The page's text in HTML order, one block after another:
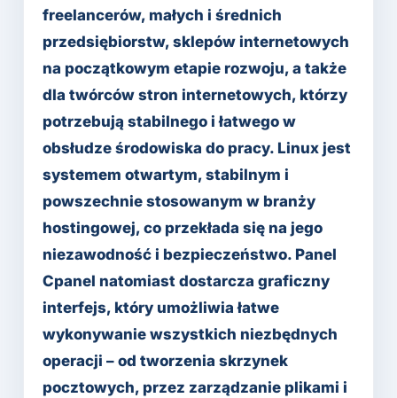
freelancerów, małych i średnich
przedsiębiorstw, sklepów internetowych
na początkowym etapie rozwoju, a także
dla twórców stron internetowych, którzy
potrzebują stabilnego i łatwego w
obsłudze środowiska do pracy. Linux jest
systemem otwartym, stabilnym i
powszechnie stosowanym w branży
hostingowej, co przekłada się na jego
niezawodność i bezpieczeństwo. Panel
Cpanel natomiast dostarcza graficzny
interfejs, który umożliwia łatwe
wykonywanie wszystkich niezbędnych
operacji – od tworzenia skrzynek
pocztowych, przez zarządzanie plikami i